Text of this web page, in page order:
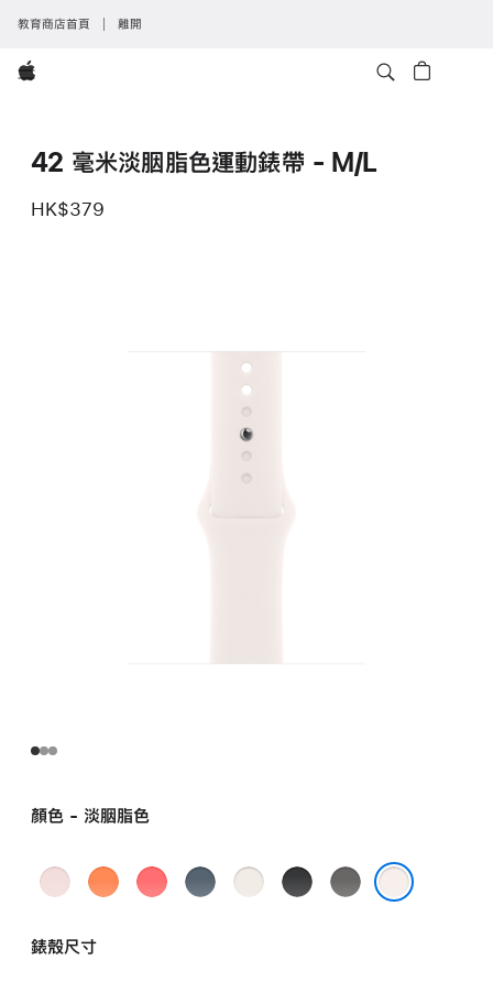
教育商店首頁 離開
Apple
42 毫米淡胭脂色運動錶帶 - M/L
HK$379
顏色 - 淡胭脂色
淺
紅
小
橘
亮
錨
星
黑
灰
錶殼尺寸